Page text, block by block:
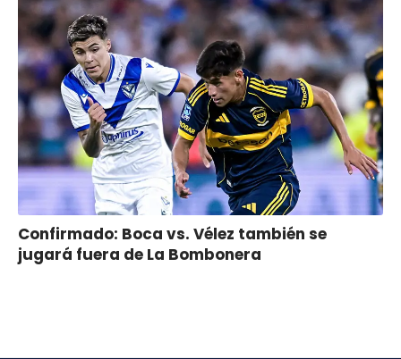
Confirmado: Boca vs. Vélez también se
jugará fuera de La Bombonera